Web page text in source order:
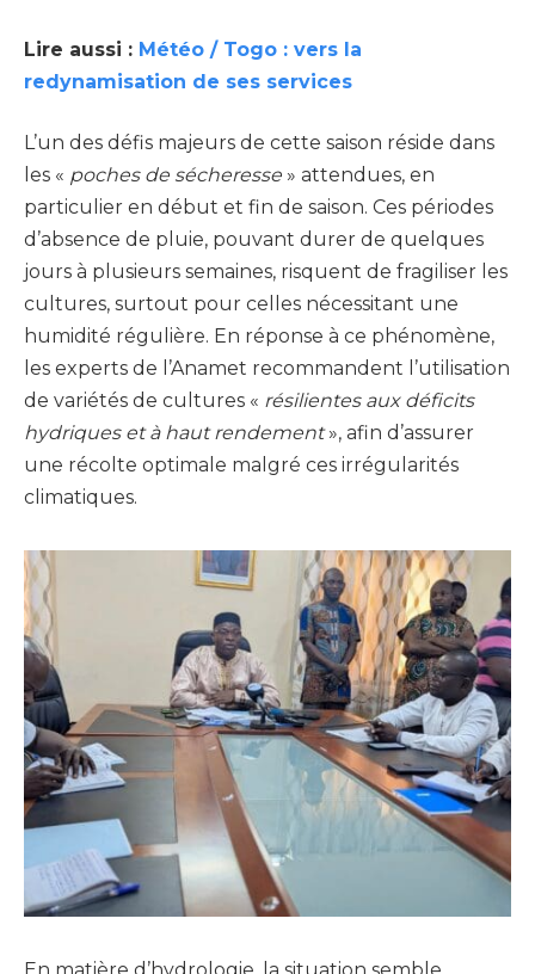
Lire aussi : Météo / Togo : vers la
redynamisation de ses services
L’un des défis majeurs de cette saison réside dans
les « poches de sécheresse » attendues, en
particulier en début et fin de saison. Ces périodes
d’absence de pluie, pouvant durer de quelques
jours à plusieurs semaines, risquent de fragiliser les
cultures, surtout pour celles nécessitant une
humidité régulière. En réponse à ce phénomène,
les experts de l’Anamet recommandent l’utilisation
de variétés de cultures « résilientes aux déficits
hydriques et à haut rendement», afin d’assurer
une récolte optimale malgré ces irrégularités
climatiques.